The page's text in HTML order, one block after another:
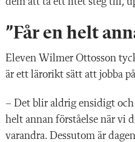
”Får en helt
Eleven Wilmer Ottosson
är ett lärorikt sätt att jobba
– Det blir aldrig ensidigt och
helt annan förståelse när vi
varandra. Dessutom är